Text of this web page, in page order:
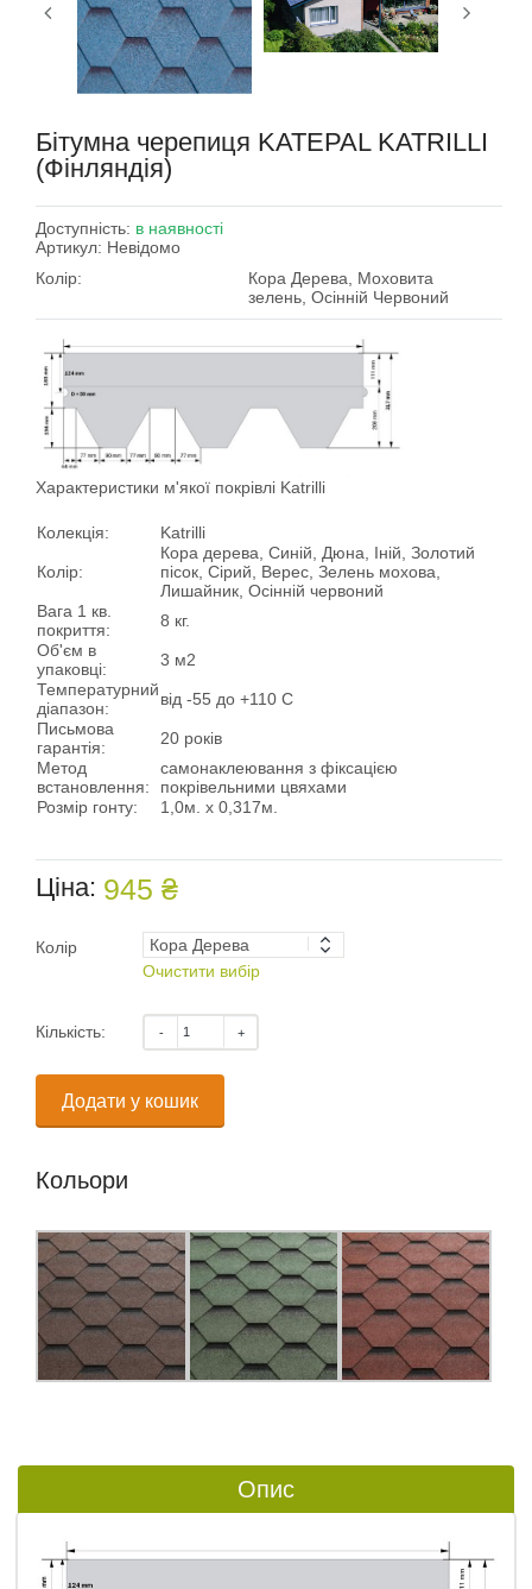
Бітумна черепиця KATEPAL KATRILLI
(Фінляндія)
Доступність: в наявності
Артикул: Невідомо
Колір:
Кора Дерева, Моховита
зелень, Осінній Червоний
Характеристики м'якої покрівлі Katrilli
Колекція: Katrilli
Колір:
Кора дерева, Синій, Дюна, Іній, Золотий
пісок, Сірий, Верес, Зелень мохова,
Лишайник, Осінній червоний
Вага 1 кв.
покриття:
8 кг.
Об'єм в
упаковці:
3 м2
Температурний
діапазон:
від -55 до +110 С
Письмова
гарантія:
20 років
Метод
встановлення:
самонаклеювання з фіксацією
покрівельними цвяхами
Розмір гонту:
1,0м. х 0,317м.
Ціна: 945 ₴
Колір
Очистити вибір
Кількість:
Додати у кошик
Кольори
Опис